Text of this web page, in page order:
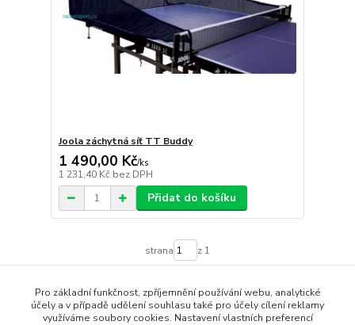
Joola záchytná síť TT Buddy
1 490,00 Kč/ks
1 231,40 Kč bez DPH
Přidat do košíku
strana z 1
Pro základní funkčnost, zpříjemnění používání webu, analytické
účely a v případě udělení souhlasu také pro účely cílení reklamy
využíváme soubory cookies. Nastavení vlastních preferencí